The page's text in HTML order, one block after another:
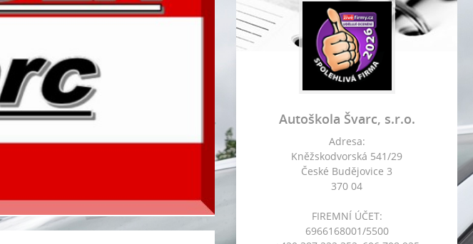
Autoškola Švarc, s.r.o.
Adresa:
Kněžskodvorská 541/29
České Budějovice 3
370 04
FIREMNÍ ÚČET:
6966168001/5500